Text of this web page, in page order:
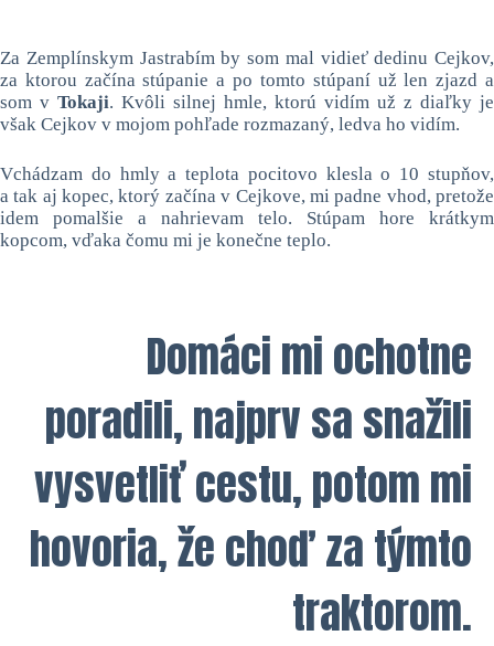
Za Zemplínskym Jastrabím by som mal vidieť dedinu Cejkov,
za ktorou začína stúpanie a po tomto stúpaní už len zjazd a
som v Tokaji. Kvôli silnej hmle, ktorú vidím už z diaľky je
však Cejkov v mojom pohľade rozmazaný, ledva ho vidím.
Vchádzam do hmly a teplota pocitovo klesla o 10 stupňov,
a tak aj kopec, ktorý začína v Cejkove, mi padne vhod, pretože
idem pomalšie a nahrievam telo. Stúpam hore krátkym
kopcom, vďaka čomu mi je konečne teplo.
Domáci mi ochotne
poradili, najprv sa snažili
vysvetliť cestu, potom mi
hovoria, že choď za týmto
traktorom.